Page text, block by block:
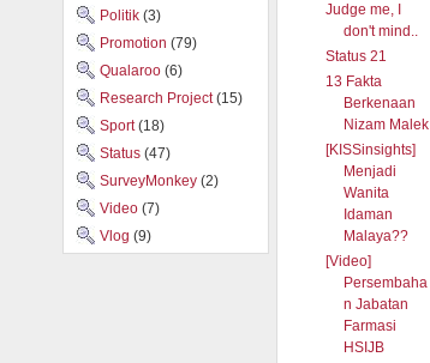
Politik (3)
Promotion (79)
Qualaroo (6)
Research Project(15)
Sport(18)
Status (47)
SurveyMonkey (2)
Video (7)
Vlog (9)
Judge me, I
don't mind..
Status 21
13 Fakta
Berkenaan
Nizam Malek
[KISSinsights]
Menjadi
Wanita
Idaman
Malaya??
[Video]
Persembaha
n Jabatan
Farmasi
HSIJB